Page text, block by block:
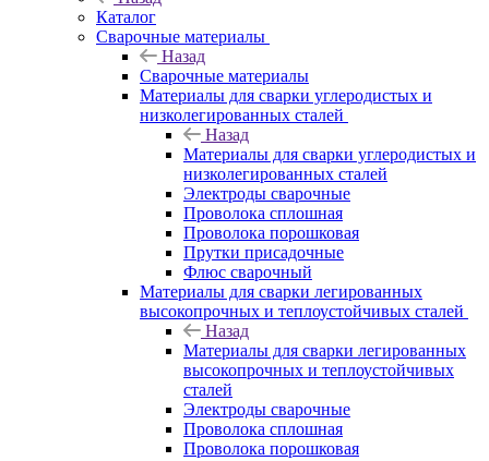
Каталог
Сварочные материалы
Назад
Сварочные материалы
Материалы для сварки углеродистых и
низколегированных сталей
Назад
Материалы для сварки углеродистых и
низколегированных сталей
Электроды сварочные
Проволока сплошная
Проволока порошковая
Прутки присадочные
Флюс сварочный
Материалы для сварки легированных
высокопрочных и теплоустойчивых сталей
Назад
Материалы для сварки легированных
высокопрочных и теплоустойчивых
сталей
Электроды сварочные
Проволока сплошная
Проволока порошковая